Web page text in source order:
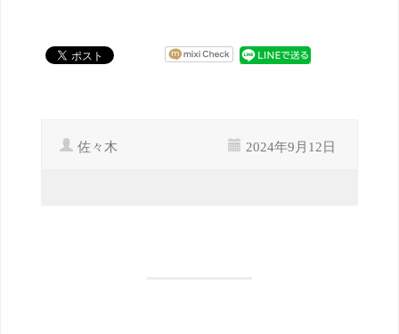
佐々木 2024年9月12日